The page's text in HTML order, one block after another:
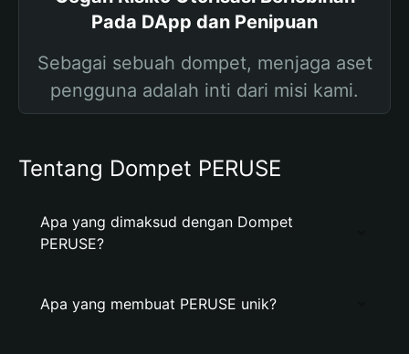
Pada DApp dan Penipuan
Sebagai sebuah dompet, menjaga aset
pengguna adalah inti dari misi kami.
Tentang Dompet PERUSE
Apa yang dimaksud dengan Dompet
PERUSE?
Apa yang membuat PERUSE unik?